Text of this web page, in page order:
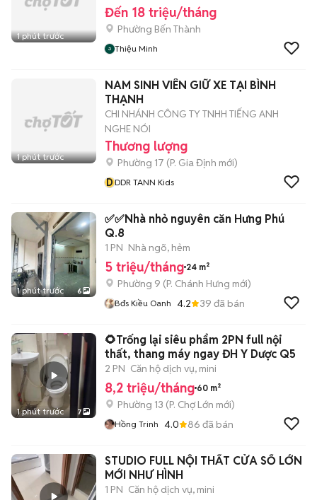
1 phút trước
Đến 18 triệu/tháng
Phường Bến Thành
Thiệu Minh
1 phút trước
NAM SINH VIÊN GIỮ XE TẠI BÌNH
THẠNH
CHI NHÁNH CÔNG TY TNHH TIẾNG ANH
NGHE NÓI
Thương lượng
Phường 17 (P. Gia Định mới)
DDDR TANN Kids
1 phút trước 6
✅✅Nhà nhỏ nguyên căn Hưng Phú
Q.8
1 PN Nhà ngõ, hẻm
5 triệu/tháng 24 m²
Phường 9 (P. Chánh Hưng mới)
Bđs Kiều Oanh 4.2 39 đã bán
1 phút trước 7
🌻Trống lại siêu phẩm 2PN full nội
thất, thang máy ngay ĐH Y Dược Q5
2 PN Căn hộ dịch vụ, mini
8,2 triệu/tháng 60 m²
Phường 13 (P. Chợ Lớn mới)
Hồng Trinh 4.0 86 đã bán
STUDIO FULL NỘI THẤT CỬA SỔ LỚN
MỚI NHƯ HÌNH
1 PN Căn hộ dịch vụ, mini